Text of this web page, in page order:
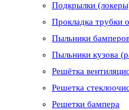
Подкрылки
Прокладка трубки
Пыльники
Пыльники кузова
Решётка
Решетка
Решетки бампера